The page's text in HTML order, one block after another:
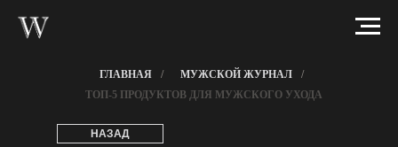
ГЛАВНАЯ / МУЖСКОЙ ЖУРНАЛ
/
ТОП-5 ПРОДУКТОВ ДЛЯ МУЖСКОГО УХОДА
НАЗАД